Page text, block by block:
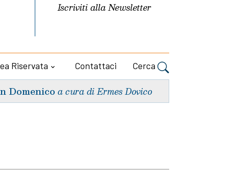
Iscriviti allaNewsletter
Riservata Contattaci Cerca
Domenico a cura di Ermes Dovico